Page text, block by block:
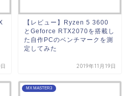
【レビュー】Ryzen 5 3600
とGeforce RTX2070を搭載し
た自作PCのベンチマークを測
定してみた
2019年11月19日
MX MASTER3